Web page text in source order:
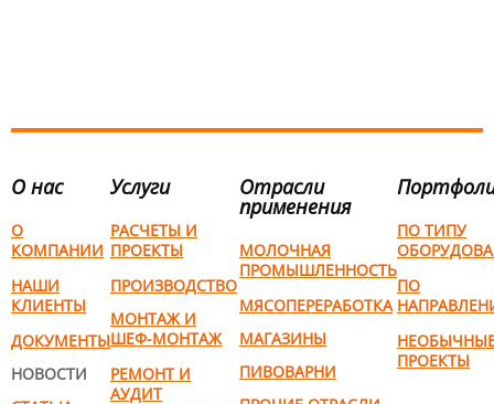
О нас
О
КОМПАНИИ
НАШИ
КЛИЕНТЫ
ДОКУМЕНТЫ
НОВОСТИ
Услуги
РАСЧЕТЫ И
ПРОЕКТЫ
ПРОИЗВОДСТВО
МОНТАЖ И
ШЕФ-МОНТАЖ
РЕМОНТ И
АУДИТ
Отрасли
применения
МОЛОЧНАЯ
ПРОМЫШЛЕННОСТЬ
МЯСОПЕРЕРАБОТКА
МАГАЗИНЫ
ПИВОВАРНИ
ПО ТИПУ
ПО
ПРОЕКТЫ